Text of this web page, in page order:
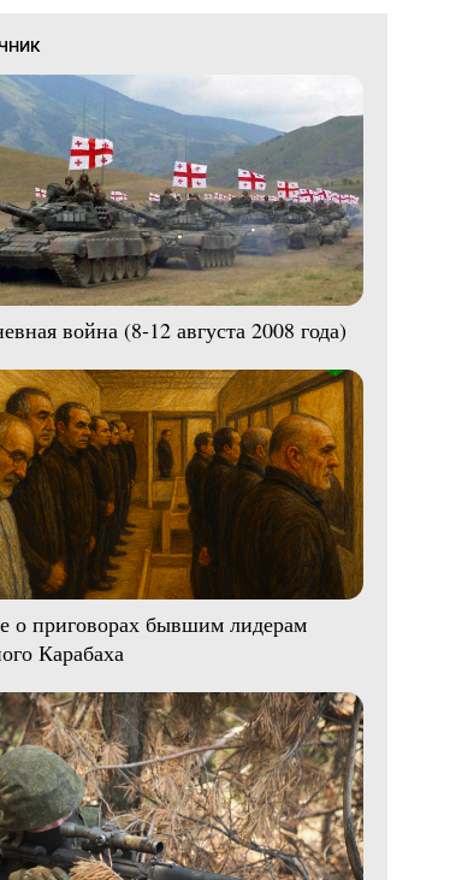
война (8-12 августа 2008 года)
о приговорах бывшим лидерам
Карабаха